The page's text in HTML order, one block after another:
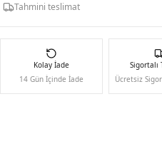
Tahmini teslimat
Kolay İade
14 Gün İçinde İade
Sigortalı
Ücretsiz